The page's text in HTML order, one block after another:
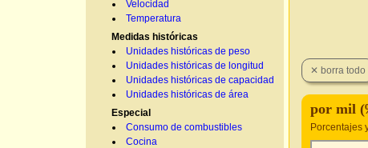
Velocidad
Temperatura
Medidas históricas
Unidades históricas de peso
Unidades históricas de longitud
Unidades históricas de capacidad
Unidades históricas de área
Especial
Consumo de combustibles
Cocina
por mil
Porcentajes